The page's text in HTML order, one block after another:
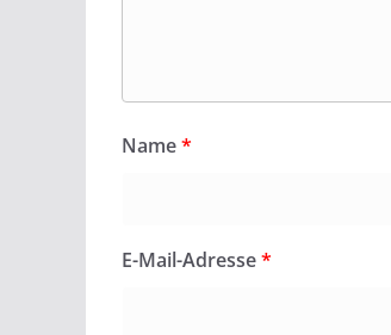
Name*
E-Mail-Adresse*